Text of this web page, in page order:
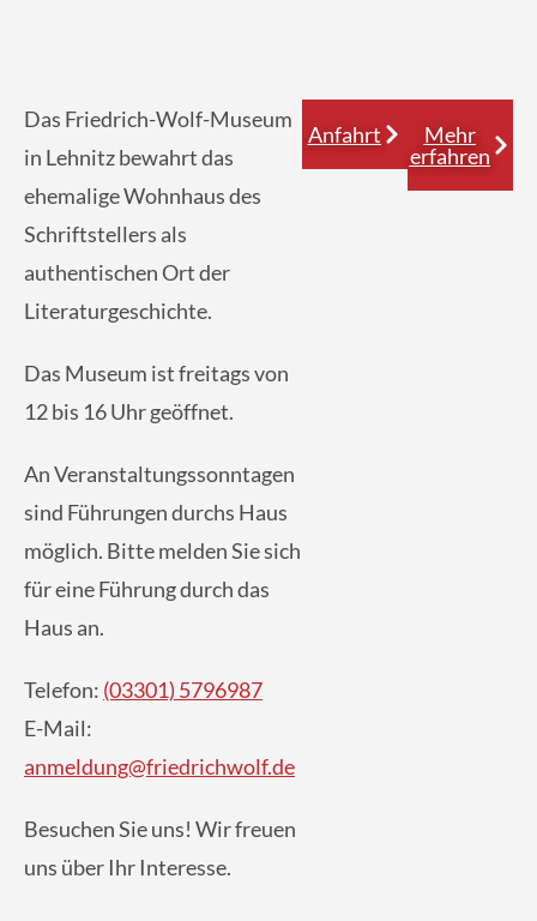
Das Friedrich-Wolf-Museum
in Lehnitz bewahrt das
ehemalige Wohnhaus des
Schriftstellers als
authentischen Ort der
Literaturgeschichte.
Das Museum ist freitags von
12 bis 16 Uhr geöffnet.
An Veranstaltungssonntagen
sind Führungen durchs Haus
möglich. Bitte melden Sie sich
für eine Führung durch das
Haus an.
Telefon: (03301) 5796987
E-Mail:
anmeldung@friedrichwolf.de
Besuchen Sie uns! Wir freuen
uns über Ihr Interesse.
Anfahrt
Mehr
erfahren